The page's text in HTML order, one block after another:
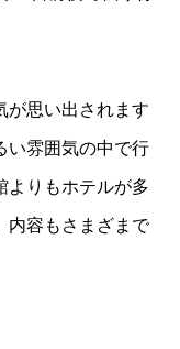
が思い出されます
い雰囲気の中で行
よりもホテルが多
内容もさまざまで